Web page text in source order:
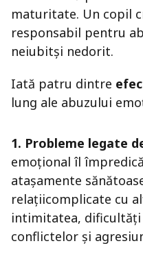
maturitate. Un copil
responsabil pentru
neiubitși nedorit.
Iată patru dintre
lung ale abuzului
1. Probleme legate
emoțional îl
atașamente
relațiicomplicate cu
intimitatea, dificultăți
conflictelor și